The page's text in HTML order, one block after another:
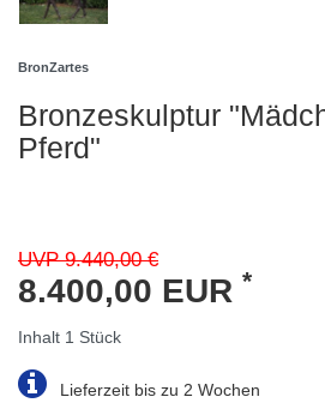
BronZartes
Bronzeskulptur
Pferd"
UVP 9.440,00 €
8.400,00 EUR *
Inhalt 1 Stück
Lieferzeit bis zu 2 Wochen